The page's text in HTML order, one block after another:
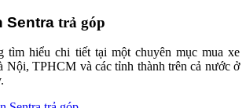
Sentra trả góp
tìm hiểu chi tiết tại một chuyên mục mua xe
Nội, TPHCM và các tỉnh thành trên cả nước ở